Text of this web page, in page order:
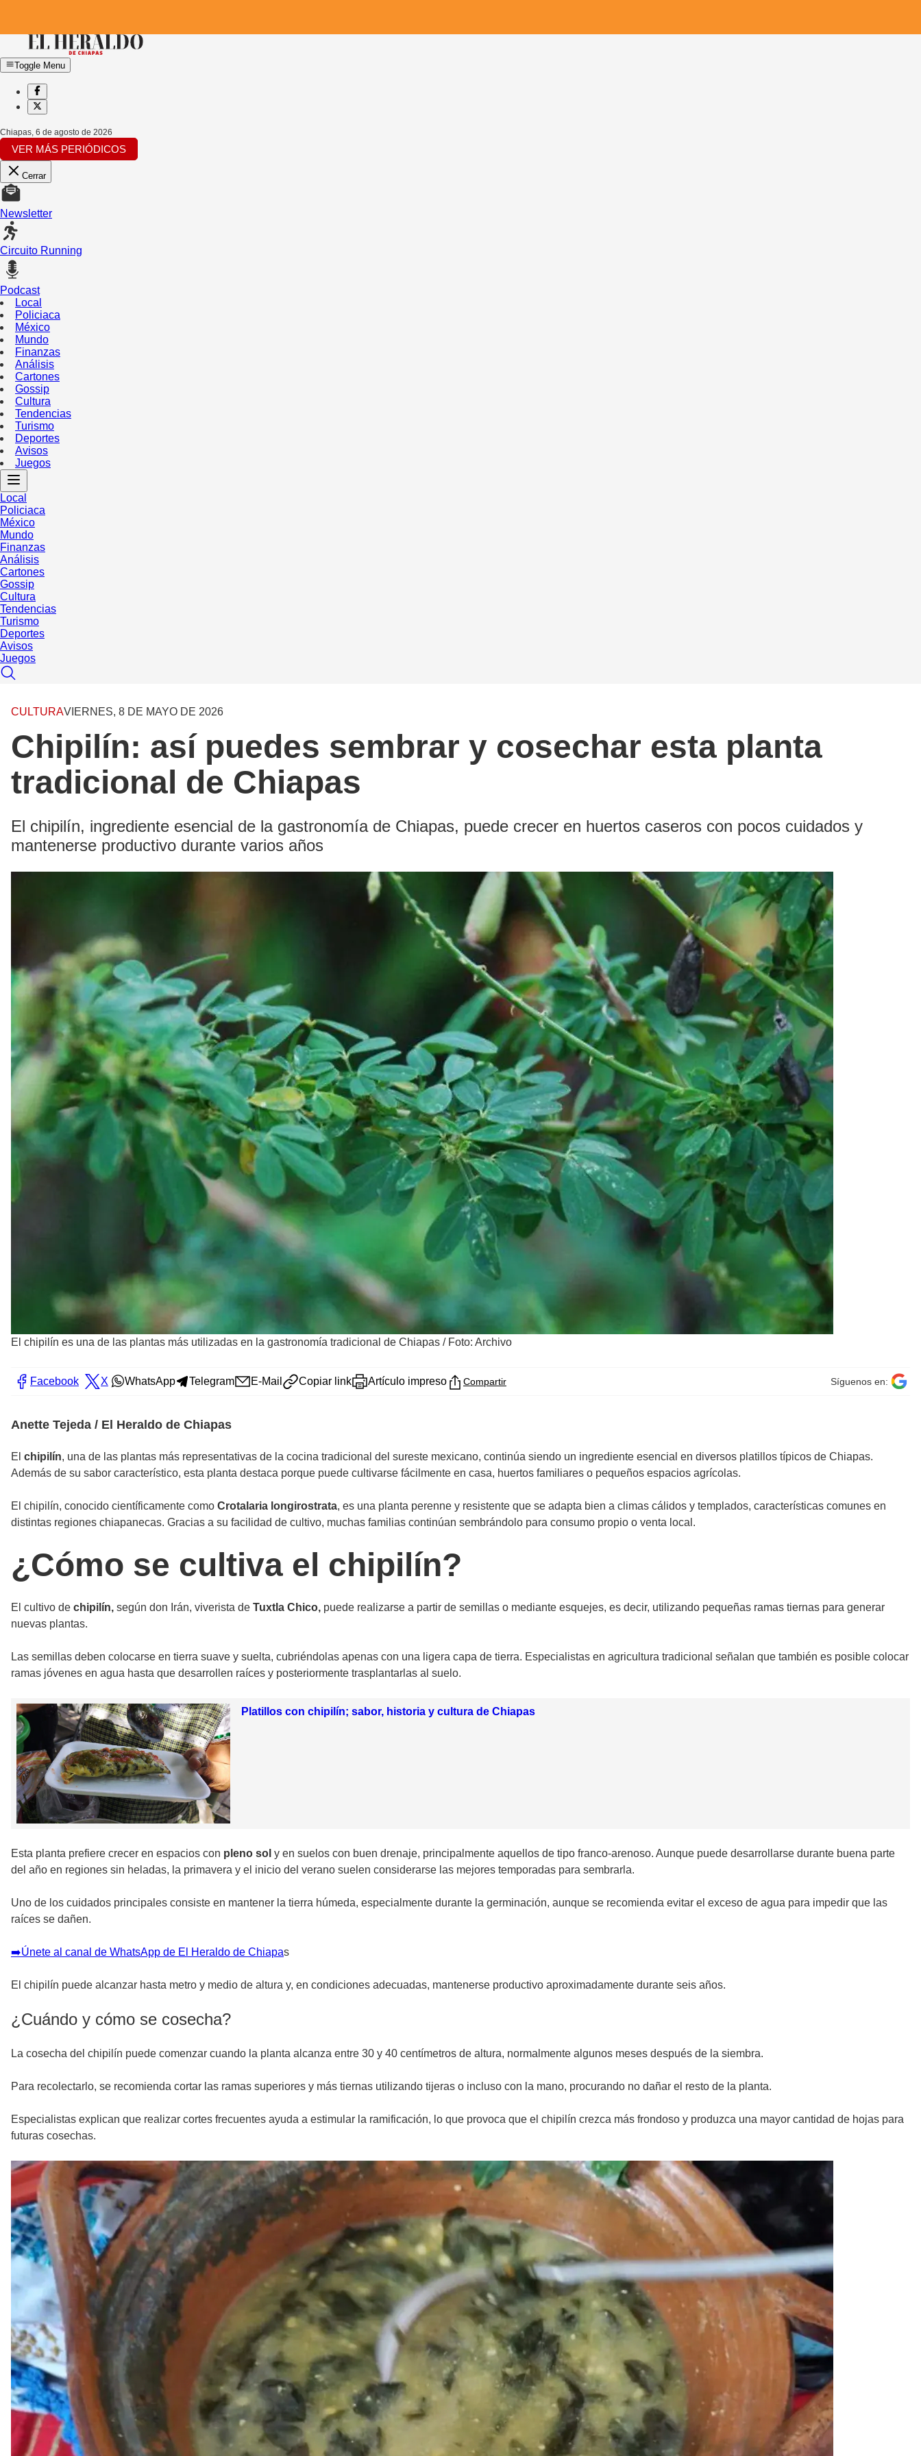
Toggle Menu
Chiapas, 6 de agosto de 2026
VER MÁS PERIÓDICOS
Cerrar
Newsletter
Circuito Running
Podcast
Local
Policiaca
México
Mundo
Finanzas
Análisis
Cartones
Gossip
Cultura
Tendencias
Turismo
Deportes
Avisos
Juegos
Local
Policiaca
México
Mundo
Finanzas
Análisis
Cartones
Gossip
Cultura
Tendencias
Turismo
Deportes
Avisos
Juegos
CULTURAVIERNES, 8 DE MAYO DE 2026
Chipilín: así puedes sembrar y cosechar esta planta
tradicional de Chiapas
El chipilín, ingrediente esencial de la gastronomía de Chiapas, puede crecer en huertos caseros con pocos cuidados y
mantenerse productivo durante varios años
El chipilín es una de las plantas más utilizadas en la gastronomía tradicional de Chiapas / Foto: Archivo
Facebook X WhatsApp Telegram E-Mail Copiar link Artículo impreso Compartir Síguenos en:
Anette Tejeda / El Heraldo de Chiapas
El chipilín, una de las plantas más representativas de la cocina tradicional del sureste mexicano, continúa siendo un ingrediente esencial en diversos platillos típicos de Chiapas.
Además de su sabor característico, esta planta destaca porque puede cultivarse fácilmente en casa, huertos familiares o pequeños espacios agrícolas.
El chipilín, conocido científicamente como Crotalaria longirostrata, es una planta perenne y resistente que se adapta bien a climas cálidos y templados, características comunes en
distintas regiones chiapanecas. Gracias a su facilidad de cultivo, muchas familias continúan sembrándolo para consumo propio o venta local.
¿Cómo se cultiva el chipilín?
El cultivo de chipilín, según don Irán, viverista de Tuxtla Chico, puede realizarse a partir de semillas o mediante esquejes, es decir, utilizando pequeñas ramas tiernas para generar
nuevas plantas.
Las semillas deben colocarse en tierra suave y suelta, cubriéndolas apenas con una ligera capa de tierra. Especialistas en agricultura tradicional señalan que también es posible colocar
ramas jóvenes en agua hasta que desarrollen raíces y posteriormente trasplantarlas al suelo.
Platillos con chipilín; sabor, historia y cultura de Chiapas
Esta planta prefiere crecer en espacios con pleno sol y en suelos con buen drenaje, principalmente aquellos de tipo franco-arenoso. Aunque puede desarrollarse durante buena parte
del año en regiones sin heladas, la primavera y el inicio del verano suelen considerarse las mejores temporadas para sembrarla.
Uno de los cuidados principales consiste en mantener la tierra húmeda, especialmente durante la germinación, aunque se recomienda evitar el exceso de agua para impedir que las
raíces se dañen.
➡️Únete al canal de WhatsApp de El Heraldo de Chiapas
El chipilín puede alcanzar hasta metro y medio de altura y, en condiciones adecuadas, mantenerse productivo aproximadamente durante seis años.
¿Cuándo y cómo se cosecha?
La cosecha del chipilín puede comenzar cuando la planta alcanza entre 30 y 40 centímetros de altura, normalmente algunos meses después de la siembra.
Para recolectarlo, se recomienda cortar las ramas superiores y más tiernas utilizando tijeras o incluso con la mano, procurando no dañar el resto de la planta.
Especialistas explican que realizar cortes frecuentes ayuda a estimular la ramificación, lo que provoca que el chipilín crezca más frondoso y produzca una mayor cantidad de hojas para
futuras cosechas.